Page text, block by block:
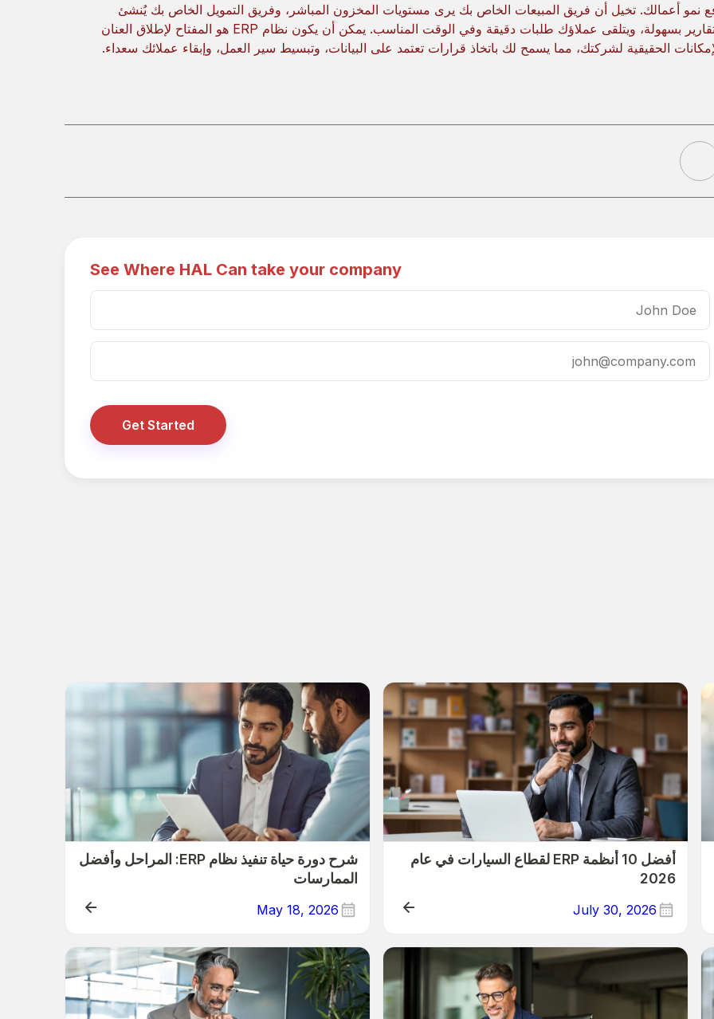
نمو أعمالك. تخيل أن فريق المبيعات الخاص بك يرى مستويات المخزون المباشر، وفريق التمويل الخاص بك يُنشئ
التقارير بسهولة، ويتلقى عملاؤك طلبات دقيقة وفي الوقت المناسب. يمكن أن يكون نظام ERP هو المفتاح لإطلاق العنان
الحقيقية لشركتك، مما يسمح لك باتخاذ قرارات تعتمد على البيانات، وتبسيط سير العمل، وإبقاء عملائك سعداء.
See Where HAL Can take your company
Get Started
أفضل 10 أنظمة ERP لقطاع السيارات في عام
2026
July 30, 2026
ERP
شرح دورة حياة تنفيذ نظام ERP: المراحل وأفضل
الممارسات
May 18, 2026
ERP